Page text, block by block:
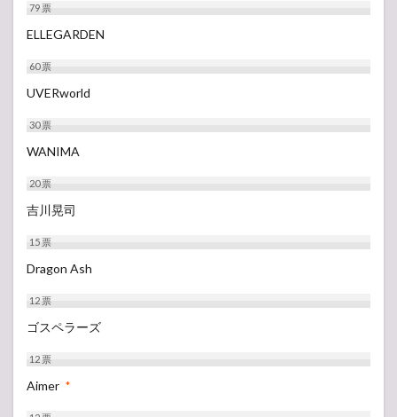
79票
ELLEGARDEN
60票
UVERworld
30票
WANIMA
20票
吉川晃司
15票
Dragon Ash
12票
ゴスペラーズ
12票
Aimer *